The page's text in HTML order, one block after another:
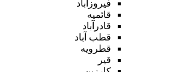
فیروزآباد
قائمیه
قادرآباد
قطب آباد
قطرویه
قیر